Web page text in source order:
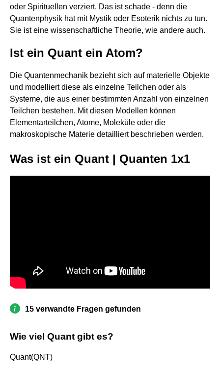
oder Spirituellen verziert. Das ist schade - denn die
Quantenphysik hat mit Mystik oder Esoterik nichts zu tun.
Sie ist eine wissenschaftliche Theorie, wie andere auch.
Ist ein Quant ein Atom?
Die Quantenmechanik bezieht sich auf materielle Objekte
und modelliert diese als einzelne Teilchen oder als
Systeme, die aus einer bestimmten Anzahl von einzelnen
Teilchen bestehen. Mit diesen Modellen können
Elementarteilchen, Atome, Moleküle oder die
makroskopische Materie detailliert beschrieben werden.
Was ist ein Quant | Quanten 1x1
15 verwandte Fragen gefunden
Wie viel Quant gibt es?
Quant(QNT)